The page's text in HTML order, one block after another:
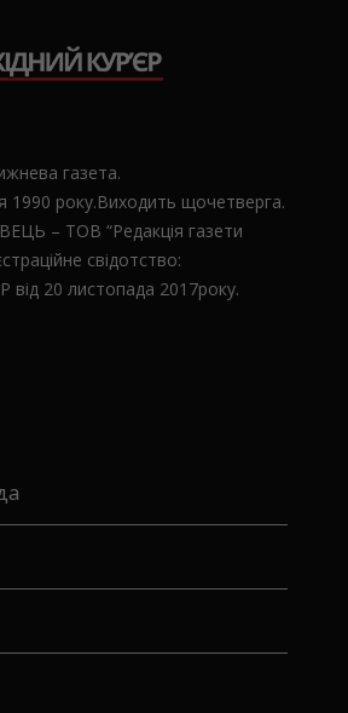
газета.
1990 року.Виходить щочетверга.
– ТОВ “Редакція газети
свідотство:
від 20 листопада 2017року.